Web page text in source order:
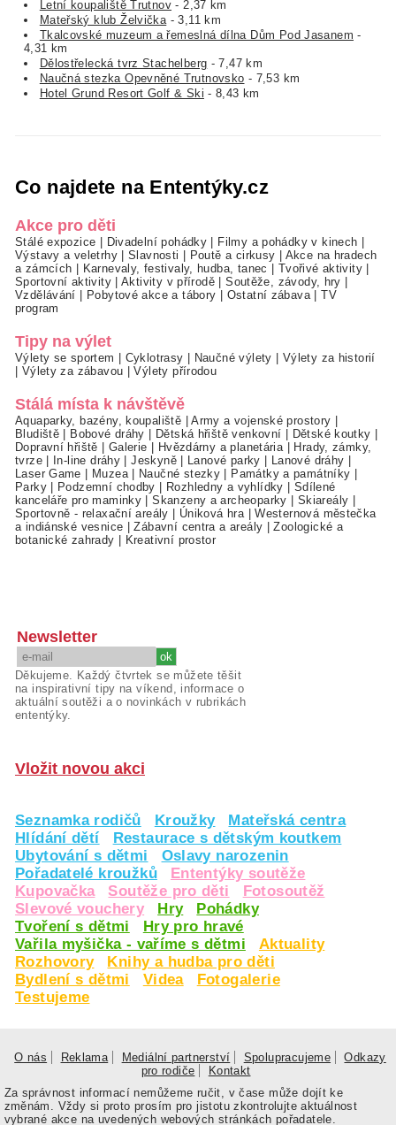
Letní koupaliště Trutnov - 2,37 km
Mateřský klub Želvička- 3,11 km
Tkalcovské muzeum a řemeslná dílna Dům Pod Jasanem -
4,31 km
Dělostřelecká tvrz Stachelberg - 7,47 km
Naučná stezka Opevněné Trutnovsko - 7,53 km
Hotel Grund Resort Golf & Ski - 8,43 km
Co najdete na Ententýky.cz
Akce pro děti
Stálé expozice | Divadelní pohádky | Filmy a pohádky v kinech |
Výstavy a veletrhy|Slavnosti | Poutě a cirkusy | Akce na hradech
a zámcích | Karnevaly, festivaly, hudba, tanec | Tvořivé aktivity |
Sportovní aktivity|Aktivity v přírodě |Soutěže, závody, hry |
Vzdělávání | Pobytové akce a tábory | Ostatní zábava |TV
program
Tipy na výlet
Výlety se sportem | Cyklotrasy | Naučné výlety | Výlety za historií
| Výlety za zábavou |Výlety přírodou
Stálá místa k návštěvě
Aquaparky, bazény, koupaliště |Army a vojenské prostory |
Bludiště | Bobové dráhy | Dětská hřiště venkovní | Dětské koutky |
Dopravní hřiště | Galerie | Hvězdárny a planetária | Hrady, zámky,
tvrze| In-line dráhy |Jeskyně| Lanové parky | Lanové dráhy |
Laser Game | Muzea| Naučné stezky | Památky a památníky |
Parky| Podzemní chodby | Rozhledny a vyhlídky | Sdílené
kanceláře pro maminky |Skanzeny a archeoparky | Skiareály |
Sportovně - relaxační areály | Úniková hra |Westernová městečka
a indiánské vesnice |Zábavní centra a areály |Zoologické a
botanické zahrady | Kreativní prostor
Newsletter
Děkujeme. Každý čtvrtek se můžete těšit
na inspirativní tipy na víkend, informace o
aktuální soutěži a o novinkách v rubrikách
ententýky.
Vložit novou akci
Seznamka rodičů Kroužky
Mateřská centra
Hlídání dětí
Restaurace s dětským koutkem
Ubytování s dětmi
Oslavy narozenin
Pořadatelé kroužků
Ententýky soutěže
Kupovačka
Soutěže pro děti
Fotosoutěž
Slevové vouchery
Hry
Pohádky
Tvoření s dětmi
Hry pro hravé
Vařila myšička - vaříme s dětmi
Aktuality
Rozhovory
Knihy a hudba pro děti
Bydlení s dětmi
Videa
Fotogalerie
Testujeme
O nás Reklama Mediální partnerství Spolupracujeme
Odkazy
pro rodiče
Kontakt
Za správnost informací nemůžeme ručit, v čase může dojít ke
změnám. Vždy si proto prosím pro jistotu zkontrolujte aktuálnost
vybrané akce na uvedených webových stránkách pořadatele.